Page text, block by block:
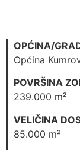
OPĆINA/
Općina
POVRŠINA
239.000 m²
VELIČINA
85.000 m²